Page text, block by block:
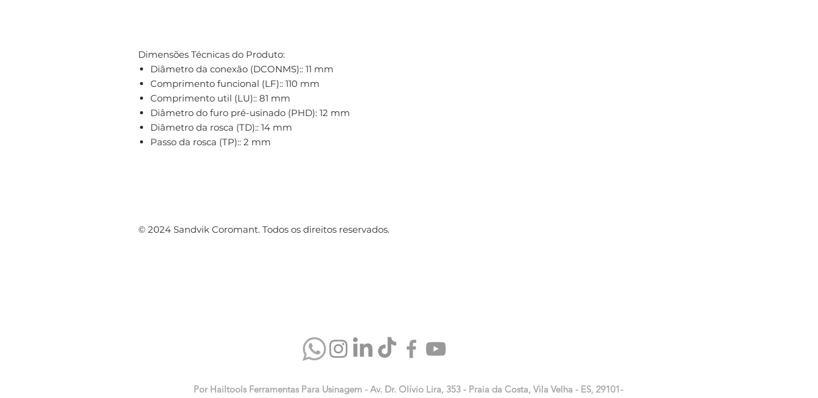
Dimensões Técnicas do Produto:
Diâmetro da conexão (DCONMS):: 11 mm
Comprimento funcional (LF):: 110 mm
Comprimento util (LU):: 81 mm
Diâmetro do furo pré-usinado (PHD): 12 mm
Diâmetro da rosca (TD):: 14 mm
Passo da rosca (TP):: 2 mm
© 2024 Sandvik Coromant. Todos os direitos reservados.
Por Hailtools Ferramentas Para Usinagem - Av. Dr. Olívio Lira, 353 - Praia da Costa, Vila Velha - ES, 29101-